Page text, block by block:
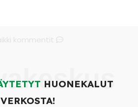
HUONEKALUT
VERKOSTA!